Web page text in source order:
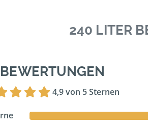
240 LITER
4,9 von 5 Sternen